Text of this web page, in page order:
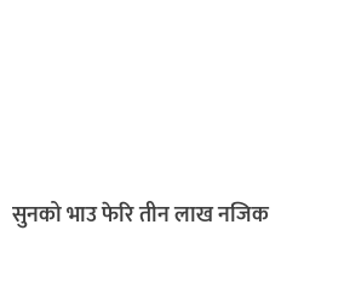
सुनको भाउ फेरि तीन लाख नजिक